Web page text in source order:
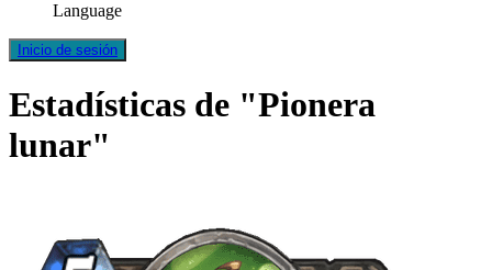
Language
Inicio de sesión
Estadísticas de "Pionera
lunar"